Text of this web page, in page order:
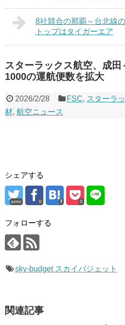
8社競合の那覇～台北線
トップはタイガーエア
スターラックス航空、成
1000の運航便数を拡大
2026/2/28 FSC, スターラ
材, 航空ニュース
シェアする
error 0 0
フォローする
sky-budget スカイバジェット
関連記事